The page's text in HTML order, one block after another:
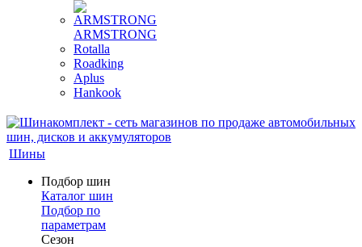
ARMSTRONG
Rotalla
Roadking
Aplus
Hankook
Шины
Подбор шин
Каталог шин
Подбор по
параметрам
Сезон